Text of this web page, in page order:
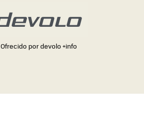
Ofrecido por devolo+info